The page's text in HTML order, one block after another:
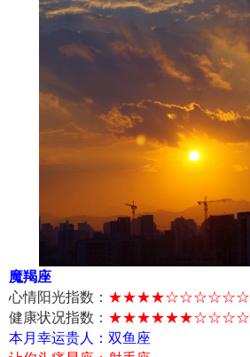
魔羯座
心情阳光指数： ★★★★☆☆☆☆☆☆
健康状况指数： ★★★★★★☆☆☆☆
本月幸运贵人：双鱼座